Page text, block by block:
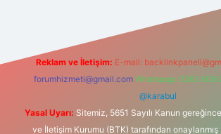
Reklam ve İletişim: E-mail:
forumhizmeti@gmail.com Whatsapp: 0262 606
@karabul
Yasal Uyarı: Sitemiz, 5651 Sayılı Kanun
ve İletişim Kurumu (BTK) tarafından onaylanmış